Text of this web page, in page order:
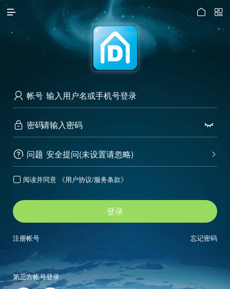
访问电脑版
 

 帐号
 密码 
 问题 
安全提问(未设置请忽略)
 阅读并同意 《用户协议/服务条款》
登录
忘记密码
注册帐号
第三方帐号登录